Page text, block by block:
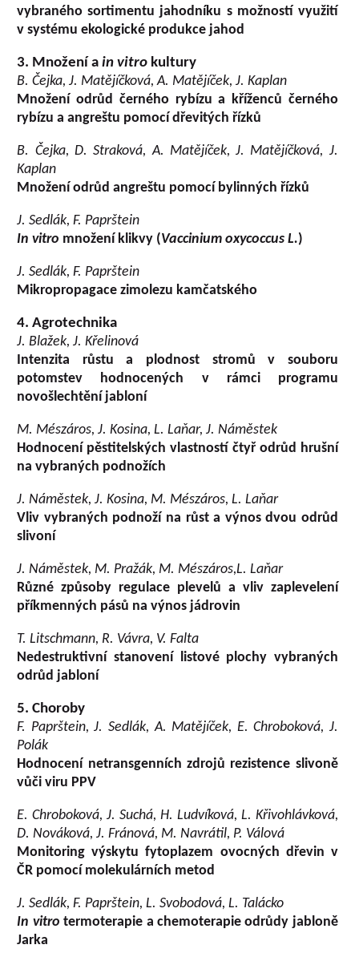
vybraného sortimentu jahodníku s možností využití
v systému ekologické produkce jahod
3. Množení ain vitro kultury
B. Čejka, J. Matějíčková, A. Matějíček, J. Kaplan
Množení odrůd černého rybízu a kříženců černého
rybízu a angreštu pomocí dřevitých řízků
B. Čejka, D. Straková, A. Matějíček, J. Matějíčková, J.
Kaplan
Množení odrůd angreštu pomocí bylinných řízků
J. Sedlák, F. Paprštein
In vitro množení klikvy (Vaccinium oxycoccus L.)
J. Sedlák, F. Paprštein
Mikropropagace zimolezu kamčatského
4. Agrotechnika
J. Blažek, J. Křelinová
Intenzita růstu a plodnost stromů v souboru
potomstev hodnocených v rámci programu
novošlechtění jabloní
M. Mészáros, J. Kosina, L. Laňar, J. Náměstek
Hodnocení pěstitelských vlastností čtyř odrůd hrušní
na vybraných podnožích
J. Náměstek, J. Kosina, M. Mészáros, L. Laňar
Vliv vybraných podnoží na růst a výnos dvou odrůd
slivoní
J. Náměstek, M. Pražák, M. Mészáros,L. Laňar
Různé způsoby regulace plevelů a vliv zaplevelení
příkmenných pásů na výnos jádrovin
T. Litschmann, R. Vávra, V. Falta
Nedestruktivní stanovení listové plochy vybraných
odrůd jabloní
5. Choroby
F. Paprštein, J. Sedlák, A. Matějíček, E. Chroboková, J.
Polák
Hodnocení netransgenních zdrojů rezistence slivoně
vůči viru PPV
E. Chroboková, J. Suchá, H. Ludvíková, L. Křivohlávková,
D. Nováková, J. Fránová, M. Navrátil, P. Válová
Monitoring výskytu fytoplazem ovocných dřevin v
ČR pomocí molekulárních metod
J. Sedlák, F. Paprštein, L. Svobodová, L. Talácko
In vitro termoterapie a chemoterapie odrůdy jabloně
Jarka